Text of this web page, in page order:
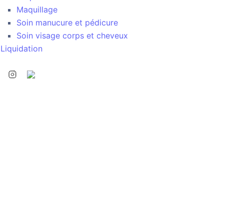
Maquillage
Soin manucure et pédicure
Soin visage corps et cheveux
Liquidation